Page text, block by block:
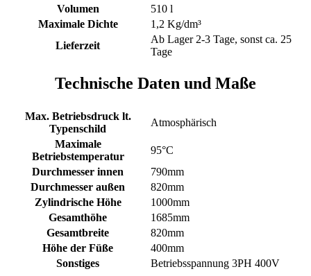
Volumen
510 l
Maximale Dichte
1,2 Kg/dm³
Lieferzeit
Ab Lager 2-3 Tage, sonst ca. 25
Tage
Technische Daten und Maße
Max. Betriebsdruck lt.
Typenschild
Atmosphärisch
Maximale
Betriebstemperatur
95°C
Durchmesser innen
790mm
Durchmesser außen
820mm
Zylindrische Höhe
1000mm
Gesamthöhe
1685mm
Gesamtbreite
820mm
Höhe der Füße
400mm
Sonstiges
Betriebsspannung 3PH 400V